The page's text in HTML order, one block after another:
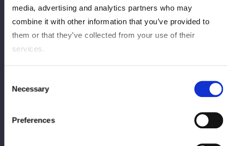
media, advertising and analytics partners who may
combine it with other information that you’ve provided to
them or that they’ve collected from your use of their
services.
Selection
Necessary
Preferences
Kashima Saki
KEHILANGAN
Vs.